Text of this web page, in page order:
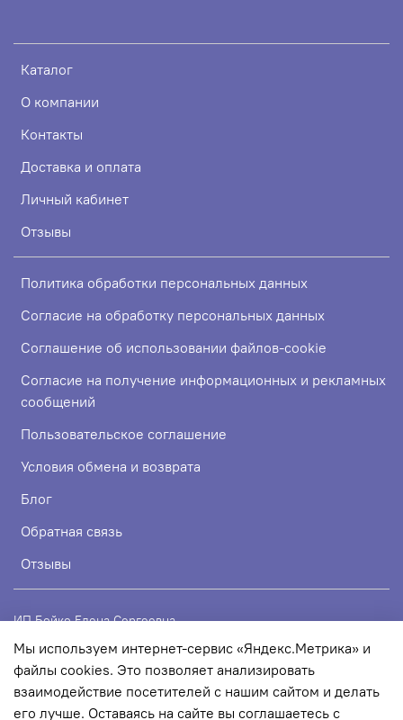
Каталог
О компании
Контакты
Доставка и оплата
Личный кабинет
Отзывы
Политика обработки персональных данных
Согласие на обработку персональных данных
Соглашение об использовании файлов-cookie
Согласие на получение информационных и рекламных
сообщений
Пользовательское соглашение
Условия обмена и возврата
Блог
Обратная связь
Отзывы
ИП Бойко Елена Сергеевна
ИНН 720319113307
ОГРНИП 324723200067956
Мы используем интернет-сервис «Яндекс.Метрика» и
файлы cookies. Это позволяет анализировать
взаимодействие посетителей с нашим сайтом и делать
его лучше. Оставаясь на сайте вы соглашаетесь с